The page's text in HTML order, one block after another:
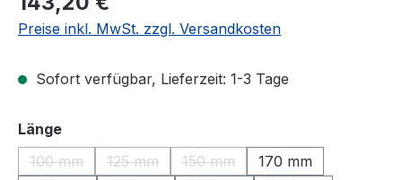
Preise inkl. MwSt. zzgl. Versandkosten
Sofort verfügbar, Lieferzeit: 1-3 Tage
Längeauswählen
100 mm
(Diese Option ist zurzeit nicht verfügbar.)
125 mm
(Diese Option ist zurzeit nicht verfügbar.)
150 mm
(Diese Option ist zurzeit nicht
170 mm